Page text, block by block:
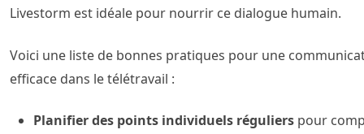
Livestorm est idéale pour nourrir ce dialogue humain.
Voici une liste de bonnes pratiques pour une
efficace dans le télétravail :
Planifier des points individuels régulierspour